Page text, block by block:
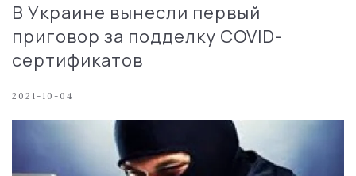
В Украине вынесли первый
приговор за подделку COVID-
сертификатов
2021-10-04